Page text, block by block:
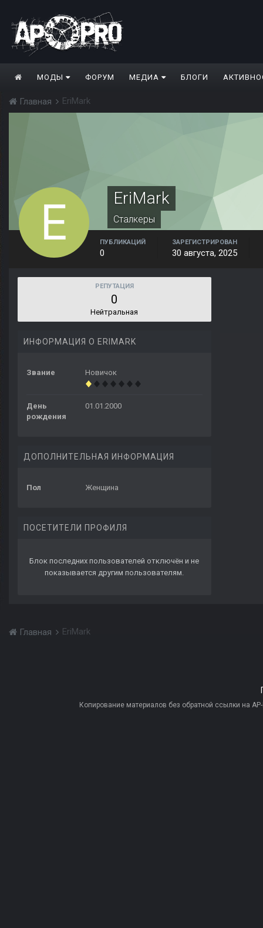
МОДЫ ФОРУМ МЕДИА БЛОГИ
Главная EriMark
EriMark
Сталкеры
ПУБЛИКАЦИЙ
0
ЗАРЕГИСТРИРОВАН
30 августа, 2025
РЕПУТАЦИЯ
0
Нейтральная
ИНФОРМАЦИЯ О ERIMARK
Звание Новичок
День
рождения
01.01.2000
ДОПОЛНИТЕЛЬНАЯ ИНФОРМАЦИЯ
Пол Женщина
ПОСЕТИТЕЛИ ПРОФИЛЯ
Блок последних пользователей отключён и не
показывается другим пользователям.
Главная EriMark
Копирование материалов без обратной ссылки на